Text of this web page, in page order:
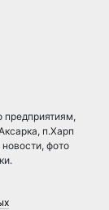
предприятиям,
п.Харп
фото